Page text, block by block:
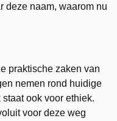
deze naam, waarom nu
praktische zaken van
nemen rond huidige
ook voor ethiek.
voor deze weg